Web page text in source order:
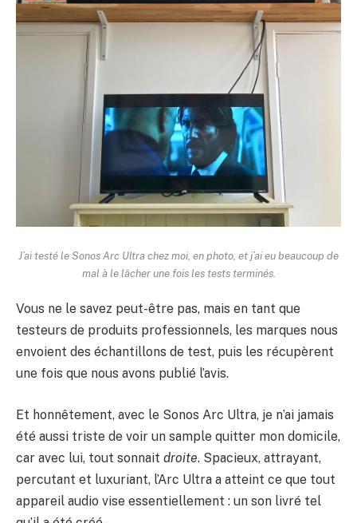
J’ai testé le Sonos Arc Ultra chez moi, en photo, et j’ai eu beaucoup de
mal à le lâcher une fois les tests terminés.
Vous ne le savez peut-être pas, mais en tant que
testeurs de produits professionnels, les marques nous
envoient des échantillons de test, puis les récupèrent
une fois que nous avons publié l’avis.
Et honnêtement, avec le Sonos Arc Ultra, je n’ai jamais
été aussi triste de voir un sample quitter mon domicile,
car avec lui, tout sonnait droite. Spacieux, attrayant,
percutant et luxuriant, l’Arc Ultra a atteint ce que tout
appareil audio vise essentiellement : un son livré tel